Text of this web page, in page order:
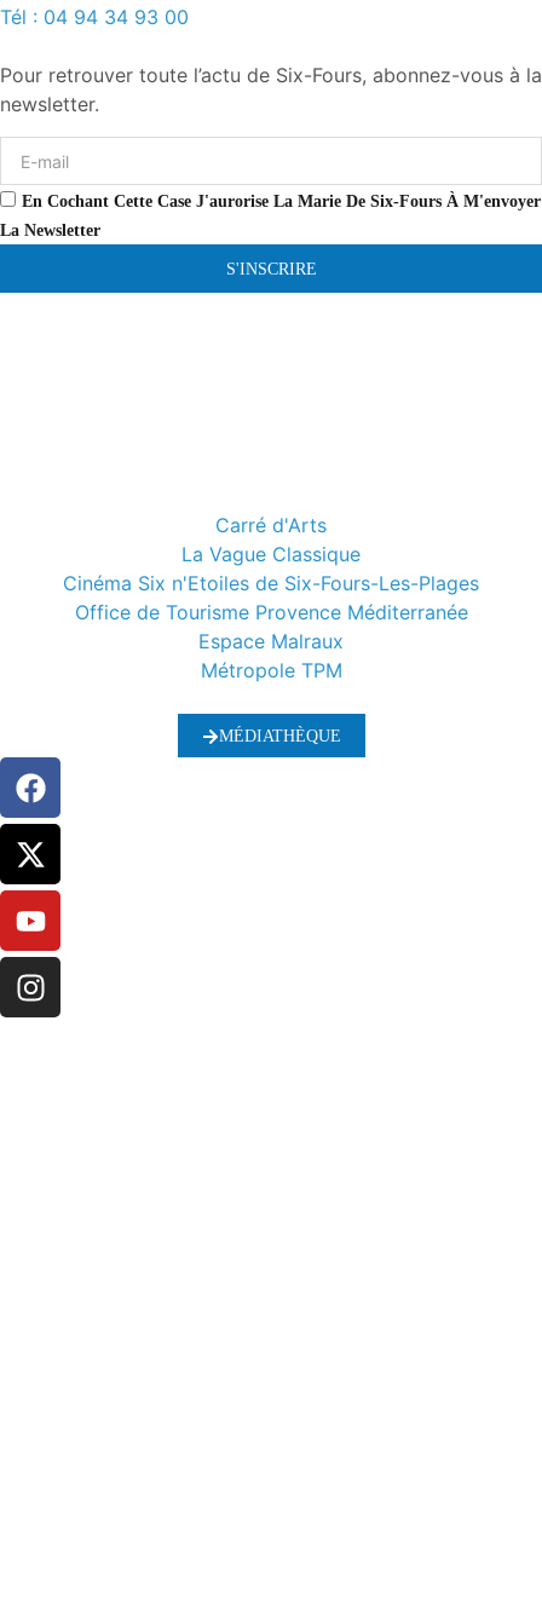
Tél : 04 94 34 93 00
Pour retrouver toute l’actu de Six-Fours, abonnez-vous à la
newsletter.
En Cochant Cette Case J'aurorise La Marie De Six-Fours À M'envoyer
La Newsletter
S'INSCRIRE
Carré d'Arts
La Vague Classique
Cinéma Six n'Etoiles de Six-Fours-Les-Plages
Office de Tourisme Provence Méditerranée
Espace Malraux
Métropole TPM
MÉDIATHÈQUE